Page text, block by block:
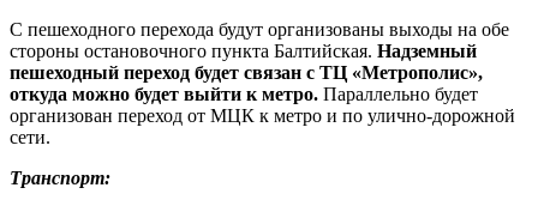
С пешеходного перехода будут организованы выходы на обе
стороны остановочного пункта Балтийская. Надземный
пешеходный переход будет связан с ТЦ «Метрополис»,
откуда можно будет выйти к метро. Параллельно будет
организован переход от МЦК к метро и по улично-дорожной
сети.
Транспорт: